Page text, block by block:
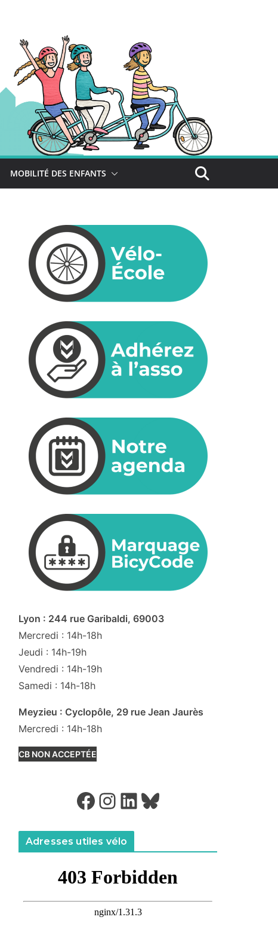
MOBILITÉ DES ENFANTS
Lyon : 244 rue Garibaldi, 69003
Mercredi : 14h-18h
Jeudi : 14h-19h
Vendredi : 14h-19h
Samedi : 14h-18h
Meyzieu : Cyclopôle, 29 rue Jean Jaurès
Mercredi : 14h-18h
CB NON ACCEPTÉE
Facebook Instagram LinkedIn Bluesky
Adresses utiles vélo